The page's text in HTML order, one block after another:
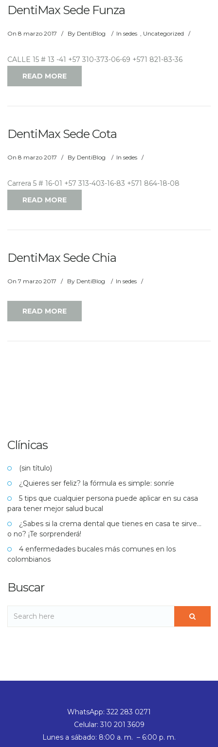
DentiMax Sede Funza
On 8 marzo 2017 / By DentiBlog / In sedes , Uncategorized /
CALLE 15 # 13 -41 +57 310-373-06-69 +571 821-83-36
READ MORE
DentiMax Sede Cota
On 8 marzo 2017 / By DentiBlog / In sedes /
Carrera 5 # 16-01 +57 313-403-16-83 +571 864-18-08
READ MORE
DentiMax Sede Chia
On 7 marzo 2017 / By DentiBlog / In sedes /
READ MORE
Clínicas
(sin título)
¿Quieres ser feliz? la fórmula es simple: sonríe
5 tips que cualquier persona puede aplicar en su casa
para tener mejor salud bucal
¿Sabes si la crema dental que tienes en casa te sirve…
o no? ¡Te sorprenderá!
4 enfermedades bucales más comunes en los
colombianos
Buscar
WhatsApp: 322 283 0271
Celular: 310 201 3609
Lunes a sábado: 8:00 a. m. – 6:00 p. m.